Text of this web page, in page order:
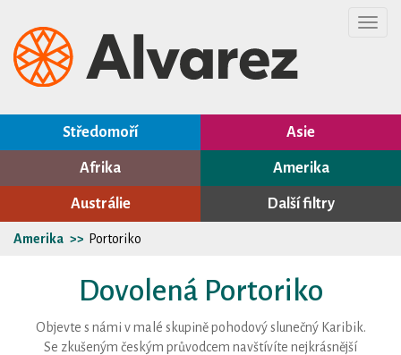
Středomoří Asie
Afrika Amerika
Austrálie Další filtry
Amerika Portoriko
Dovolená Portoriko
Objevte s námi v malé skupině pohodový slunečný Karibik.
Se zkušeným českým průvodcem navštívíte nejkrásnější